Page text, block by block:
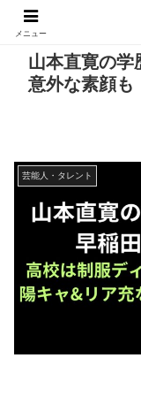
山本直寛の学
意外な素顔も
芸能人・タレント
メニュー